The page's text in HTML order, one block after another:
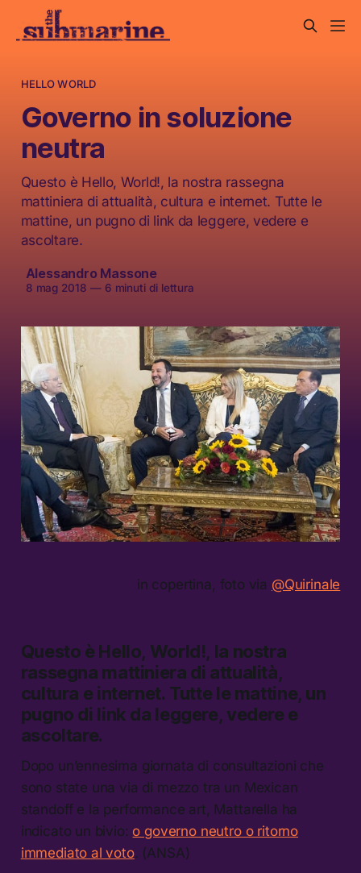
HELLO WORLD
Governo in soluzione
neutra
Questo è Hello, World!, la nostra rassegna
mattiniera di attualità, cultura e internet. Tutte le
mattine, un pugno di link da leggere, vedere e
ascoltare.
Alessandro Massone
8 mag 2018 —6 minuti di lettura
in copertina, foto via @Quirinale
Questo è Hello, World!, la nostra
rassegna mattiniera di attualità,
cultura e internet. Tutte le mattine, un
pugno di link da leggere, vedere e
ascoltare.
Dopo un’ennesima giornata di consultazioni che
sono state una via di mezzo tra un Mexican
standoff e la performance art, Mattarella ha
indicato un bivio: o governo neutro o ritorno
immediato al voto. (ANSA)